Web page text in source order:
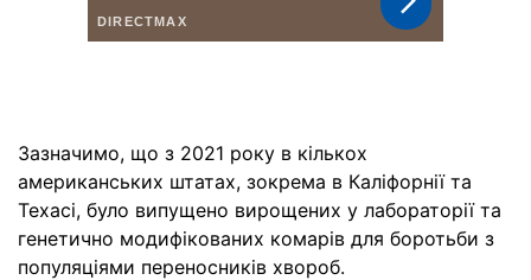
Зазначимо, що з 2021 року в кількох
американських штатах, зокрема в Каліфорнії та
Техасі, було випущено вирощених у лабораторії та
генетично модифікованих комарів для боротьби з
популяціями переносників хвороб.